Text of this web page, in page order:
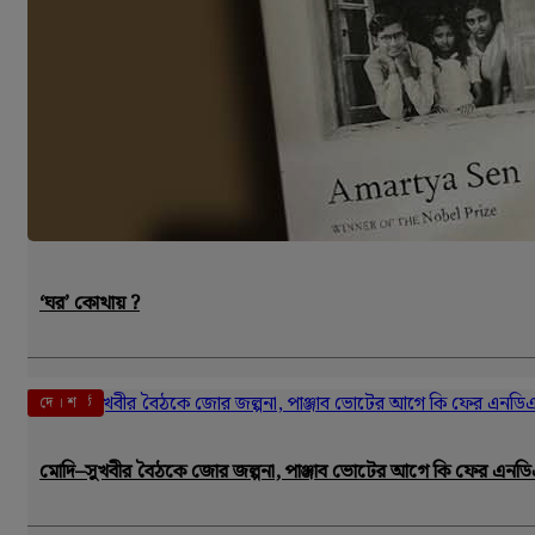
‘ঘর’ কোথায় ?
এই মুহূর্তে
দে । শ
মোদি–সুখবীর বৈঠকে জোর জল্পনা, পাঞ্জাব ভোটের আগে কি ফের